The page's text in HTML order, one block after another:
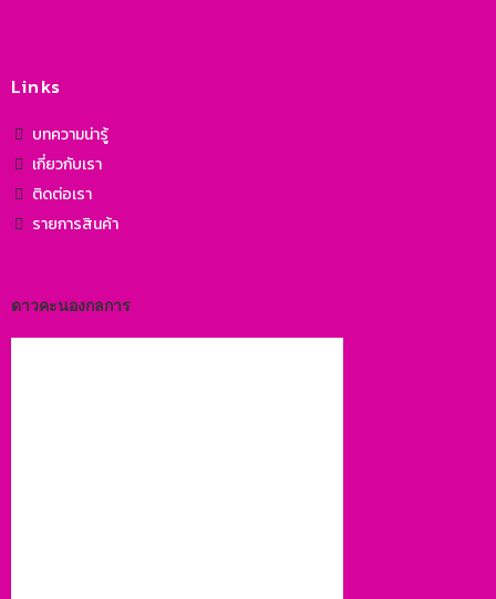
Links
บทความน่ารู้
เกี่ยวกับเรา
ติดต่อเรา
รายการสินค้า
ดาวคะนองกลการ